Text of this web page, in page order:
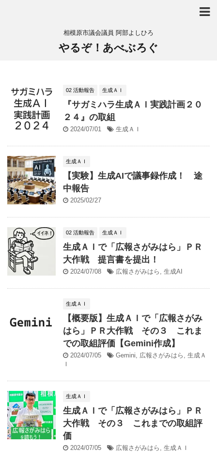
相模原市議会議員 阿部よしひろ
やるぞ！あべぶろぐ
02 活動報告 生成ＡＩ
『サガミハラ生成ＡＩ実践計画２０
２４』の取組
2024/07/01 生成ＡＩ
生成ＡＩ
【実験】生成AIで議事録作成！ 途
中報告
2025/02/27
02 活動報告 生成ＡＩ
生成ＡＩで「広報さがみはら」ＰＲ
大作戦 提言書を提出！
2024/07/08 広報さがみはら , 生成AI
生成ＡＩ
【概要版】生成ＡＩで「広報さがみ
はら」ＰＲ大作戦 その３ これま
での取組評価【Gemini作成】
2024/07/05 Gemini, 広報さがみはら , 生成Ａ
Ｉ
生成ＡＩ
生成ＡＩで「広報さがみはら」ＰＲ
大作戦 その３ これまでの取組評
価
2024/07/05 広報さがみはら , 生成ＡＩ